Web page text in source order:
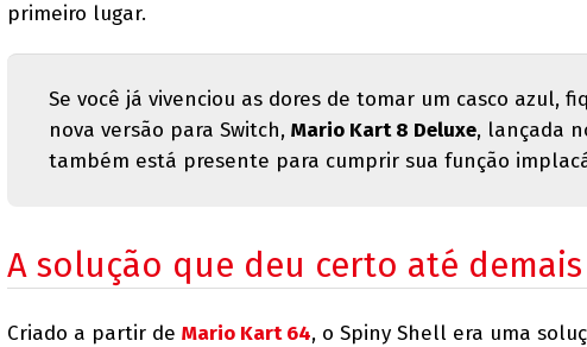
primeiro lugar.
Se você já vivenciou as dores de tomar um casco azul,
nova versão para Switch, Mario Kart 8 Deluxe, lançada
também está presente para cumprir sua função
A solução que deu certo até demais
Criado a partir de Mario Kart 64, o Spiny Shell era uma